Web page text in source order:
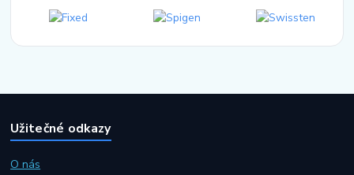
Užitečné odkazy
O nás